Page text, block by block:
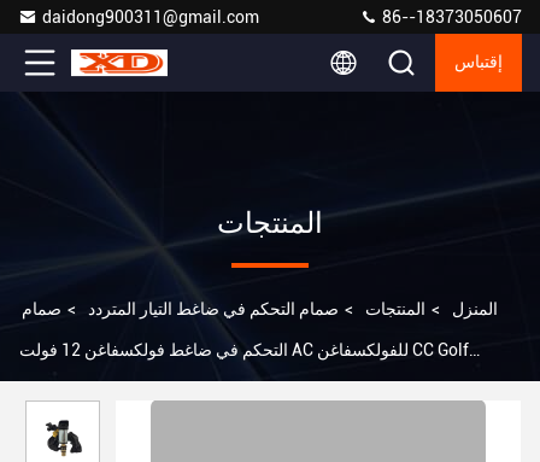
daidong900311@gmail.com 86--18373050607
إقتباس
المنتجات
المنزل > المنتجات > صمام التحكم في ضاغط التيار المتردد > صمام
التحكم في ضاغط فولكسفاغن 12 فولت AC للفولكسفاغن CC Golf